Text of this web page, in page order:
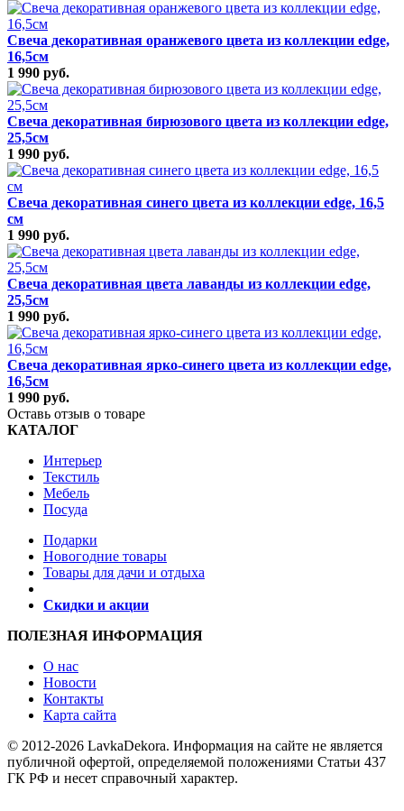
Свеча декоративная оранжевого цвета из коллекции edge,
16,5см
1 990 руб.
Свеча декоративная бирюзового цвета из коллекции edge,
25,5см
1 990 руб.
Свеча декоративная синего цвета из коллекции edge, 16,5
см
1 990 руб.
Свеча декоративная цвета лаванды из коллекции edge,
25,5см
1 990 руб.
Свеча декоративная ярко-синего цвета из коллекции edge,
16,5см
1 990 руб.
Оставь отзыв о товаре
КАТАЛОГ
Интерьер
Текстиль
Мебель
Посуда
Подарки
Новогодние товары
Товары для дачи и отдыха
Скидки и акции
ПОЛЕЗНАЯ ИНФОРМАЦИЯ
О нас
Новости
Контакты
Карта сайта
© 2012-2026 LavkaDekora. Информация на сайте не является
публичной офертой, определяемой положениями Статьи 437
ГК РФ и несет справочный характер.